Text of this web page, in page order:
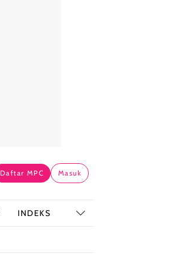
Daftar MPC Masuk
INDEKS